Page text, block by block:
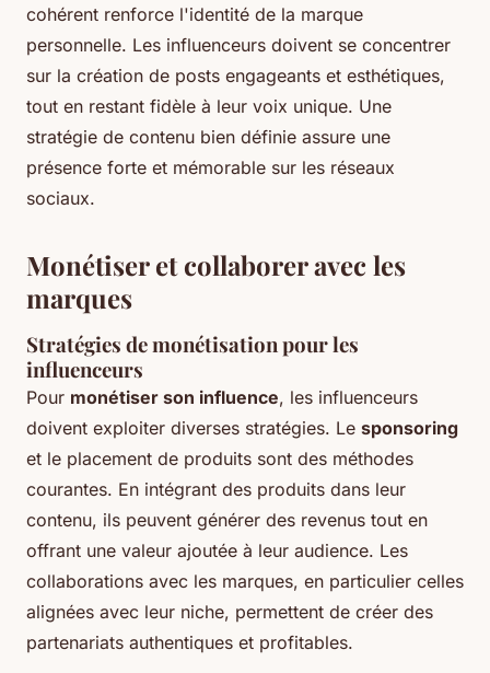
cohérent renforce l'identité de la marque
personnelle. Les influenceurs doivent se concentrer
sur la création de posts engageants et esthétiques,
tout en restant fidèle à leur voix unique. Une
stratégie de contenu bien définie assure une
présence forte et mémorable sur les réseaux
sociaux.
Monétiser et collaborer avec les
marques
Stratégies de monétisation pour les
influenceurs
Pour monétiser son influence, les influenceurs
doivent exploiter diverses stratégies. Le sponsoring
et le placement de produits sont des méthodes
courantes. En intégrant des produits dans leur
contenu, ils peuvent générer des revenus tout en
offrant une valeur ajoutée à leur audience. Les
collaborations avec les marques, en particulier celles
alignées avec leur niche, permettent de créer des
partenariats authentiques et profitables.